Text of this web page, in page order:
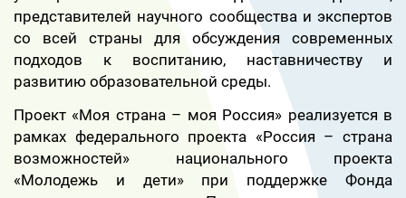
представителей научного сообщества и экспертов
со всей страны для обсуждения современных
подходов к воспитанию, наставничеству и
развитию образовательной среды.
Проект «Моя страна – моя Россия» реализуется в
рамках федерального проекта «Россия – страна
возможностей» национального проекта
«Молодежь и дети» при поддержке Фонда